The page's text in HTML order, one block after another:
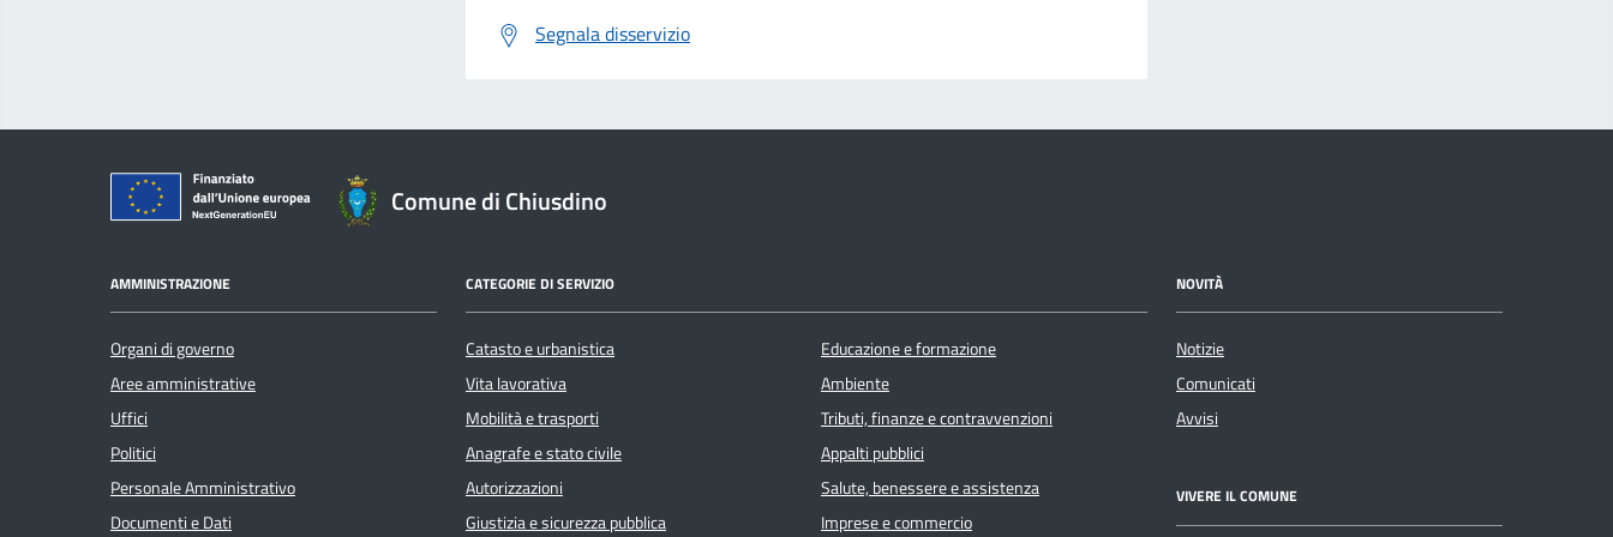
Segnala disservizio
Comune di Chiusdino
AMMINISTRAZIONE
Organi di governo
Aree amministrative
Uffici
Politici
Personale Amministrativo
Documenti e Dati
CATEGORIE DI SERVIZIO
Catasto e urbanistica
Vita lavorativa
Mobilità e trasporti
Anagrafe e stato civile
Autorizzazioni
Giustizia e sicurezza pubblica
Educazione e formazione
Ambiente
Tributi, finanze e contravvenzioni
Appalti pubblici
Salute, benessere e assistenza
Imprese e commercio
NOVITÀ
Notizie
Comunicati
Avvisi
VIVERE IL COMUNE